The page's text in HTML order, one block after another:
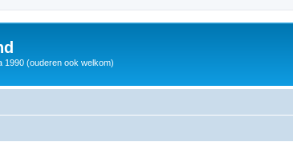
(ouderen ook welkom)